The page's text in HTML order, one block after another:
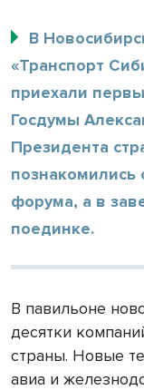
В
«Транспорт
приехали
Госдумы
Президента
познакомились
форума, а в
поединке.
В павильоне
десятки
страны. Новые
авиа и